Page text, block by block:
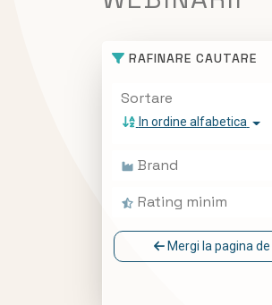
RAFINARE CAUTARE
Sortare
In ordine alfabetica
Brand
Rating minim
Mergi la pagina